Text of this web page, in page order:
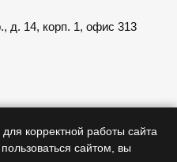
д. 14, корп. 1, офис 313
не является публичной
корректной работы сайта
сайтом, вы